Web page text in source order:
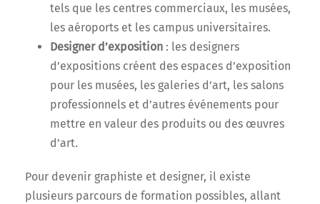
tels que les centres commerciaux, les musées,
les aéroports et les campus universitaires.
Designer d’exposition : les designers
d’expositions créent des espaces d’exposition
pour les musées, les galeries d’art, les salons
professionnels et d’autres événements pour
mettre en valeur des produits ou des œuvres
d’art.
Pour devenir graphiste et designer, il existe
plusieurs parcours de formation possibles, allant